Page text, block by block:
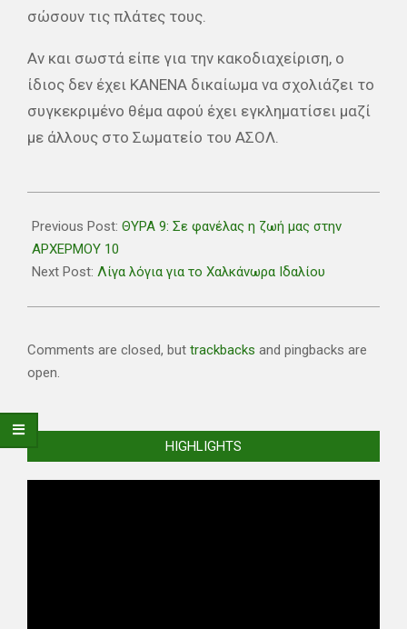
σώσουν τις πλάτες τους.
Αν και σωστά είπε για την κακοδιαχείριση, ο
ίδιος δεν έχει ΚΑΝΕΝΑ δικαίωμα να σχολιάζει το
συγκεκριμένο θέμα αφού έχει εγκληματίσει μαζί
με άλλους στο Σωματείο του ΑΣΟΛ.
05-
11
Previous Post: ΘΥΡΑ 9: Σε φανέλας η ζωή μας στην
ΑΡΧΕΡΜΟΥ 10
Next Post: Λίγα λόγια για το Χαλκάνωρα Ιδαλίου
Comments are closed, but trackbacks and pingbacks are
open.
HIGHLIGHTS